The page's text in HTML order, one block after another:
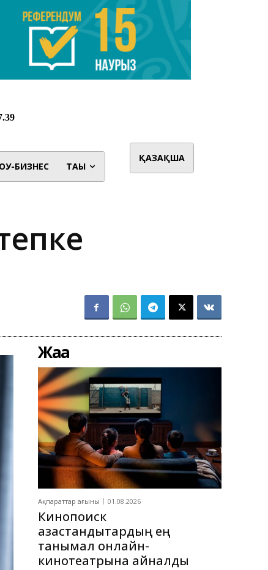
БИЗНЕС ТАҒЫ
ҚАЗАҚША
Жаңа
Ақпараттар ағыны 01.08.2026
Кинопоиск
қазақстандықтардың ең
танымал онлайн-
кинотеатрына айналды